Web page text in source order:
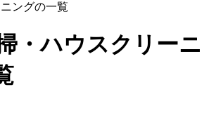
ングの一覧
・ハウスクリーニ